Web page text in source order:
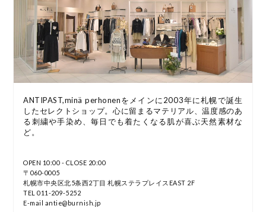
ANTIPAST,minä perhonenをメインに2003年に札幌で誕生
したセレクトショップ。心に留まるマテリアル、温度感のあ
る刺繍や手染め、毎日でも着たくなる肌が喜ぶ天然素材な
ど。
OPEN 10:00 - CLOSE 20:00
〒060-0005
札幌市中央区北5条西2丁目 札幌ステラプレイスEAST 2F
TEL 011-209-5252
E-mail antie@burnish.jp